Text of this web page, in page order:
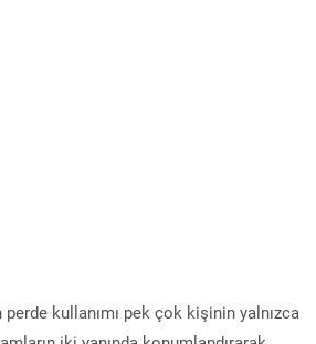
kullanımı pek çok kişinin yalnızca